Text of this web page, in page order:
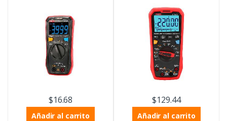
$16.68
Añadir al carrito
$129.44
Añadir al carrito